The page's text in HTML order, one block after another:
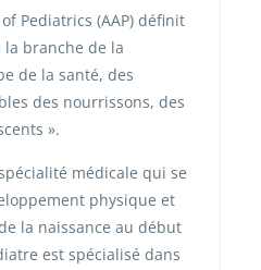
Pediatrics (AAP) définit
branche de la
de la santé, des
des nourrissons, des
».
médicale qui se
physique et
la naissance au début
est spécialisé dans